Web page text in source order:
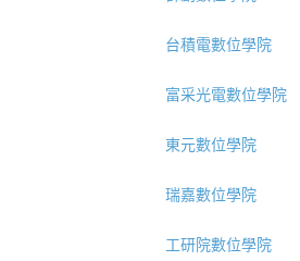
台積電數位學院
富采光電數位學院
東元數位學院
瑞嘉數位學院
工研院數位學院